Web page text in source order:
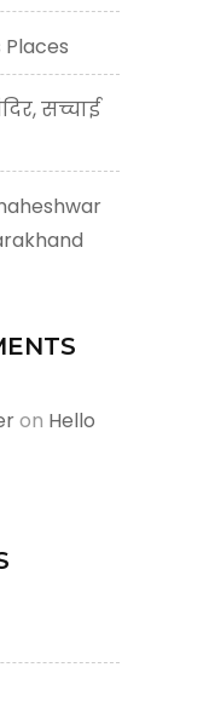
Places
सच्चाई
on Hello